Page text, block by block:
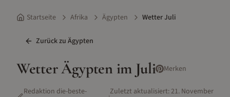
Startseite Afrika Ägypten Wetter Juli
Zurück zu Ägypten
WetterÄgypten im Juli Merken
Redaktion die-beste-
Zuletzt aktualisiert:21. November